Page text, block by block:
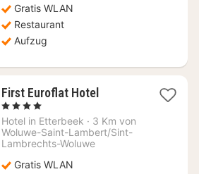
Gratis WLAN
Restaurant
Aufzug
First Euroflat Hotel1
ab
70,55
, 4 Sterne
Hotel in Etterbeek · 3 Km von
Woluwe-Saint-Lambert/Sint-
Lambrechts-Woluwe
Gratis WLAN